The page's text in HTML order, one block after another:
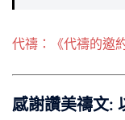
代禱：《代禱的邀
感謝讚美禱文: